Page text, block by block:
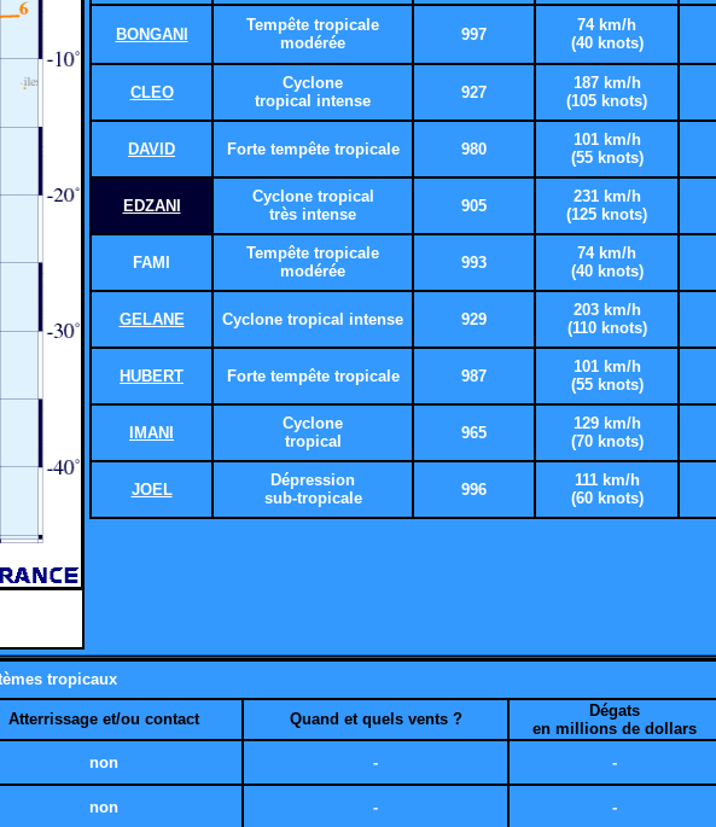
BONGANI
Tempête tropicale
modérée
997
74 km/h
(40 knots)
CLEO
Cyclone
tropical intense
927
187 km/h
(105 knots)
DAVID Forte tempête tropicale 980
101 km/h
(55 knots)
EDZANI
Cyclone tropical
très intense
905
231 km/h
(125 knots)
FAMI
Tempête tropicale
modérée
993
74 km/h
(40 knots)
GELANE Cyclone tropical intense 929
203 km/h
(110 knots)
HUBERT Forte tempête tropicale 987
101 km/h
(55 knots)
IMANI
Cyclone
tropical
965
129 km/h
(70 knots)
JOEL
Dépression
sub-tropicale
996
111 km/h
(60 knots)
tropicaux
Atterrissage et/ou contact Quand et quels vents ?
Dégats
en millions de dollars
non - -
non - -